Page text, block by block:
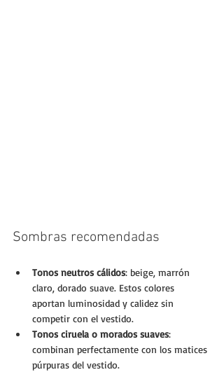
Sombras recomendadas
Tonos neutros cálidos: beige, marrón
claro, dorado suave. Estos colores
aportan luminosidad y calidez sin
competir con el vestido.
Tonos ciruela o morados suaves:
combinan perfectamente con los matices
púrpuras del vestido.